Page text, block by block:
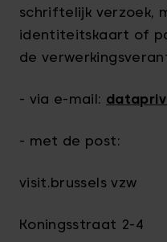
schriftelijk verzoek,
identiteitskaart of
de
- via e-mail:
- met de post:
visit.brussels vzw
Koningsstraat 2-4